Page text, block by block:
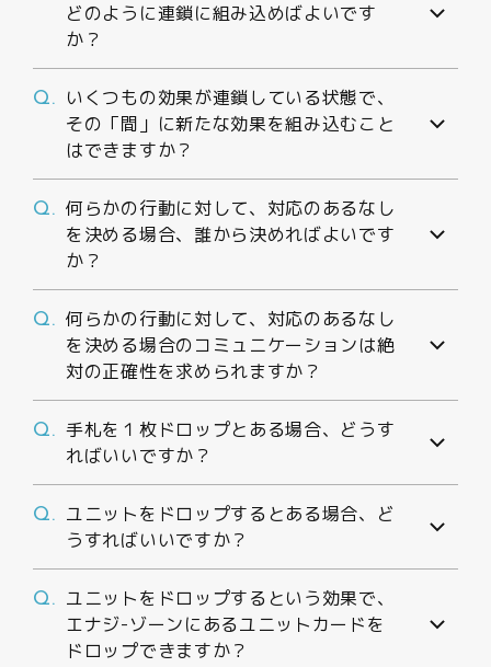
どのように連鎖に組み込めばよいです
か？
Q.
いくつもの効果が連鎖している状態で、
その「間」に新たな効果を組み込むこと
はできますか？
Q. 何らかの行動に対して、対応のあるなし
を決める場合、誰から決めればよいです
か？
Q. 何らかの行動に対して、対応のあるなし
を決める場合のコミュニケーションは絶
対の正確性を求められますか？
Q. 手札を１枚ドロップとある場合、どうす
ればいいですか？
Q. ユニットをドロップするとある場合、ど
うすればいいですか？
Q. ユニットをドロップするという効果で、
エナジ-ゾーンにあるユニットカードを
ドロップできますか？